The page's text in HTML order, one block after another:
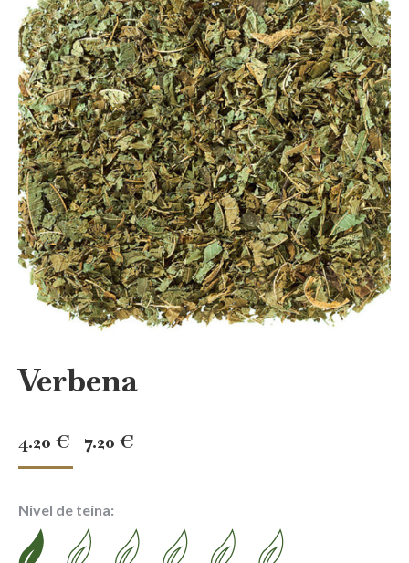
Verbena
4.20 € -7.20 €
desde
4.20 €
Nivel de teína: